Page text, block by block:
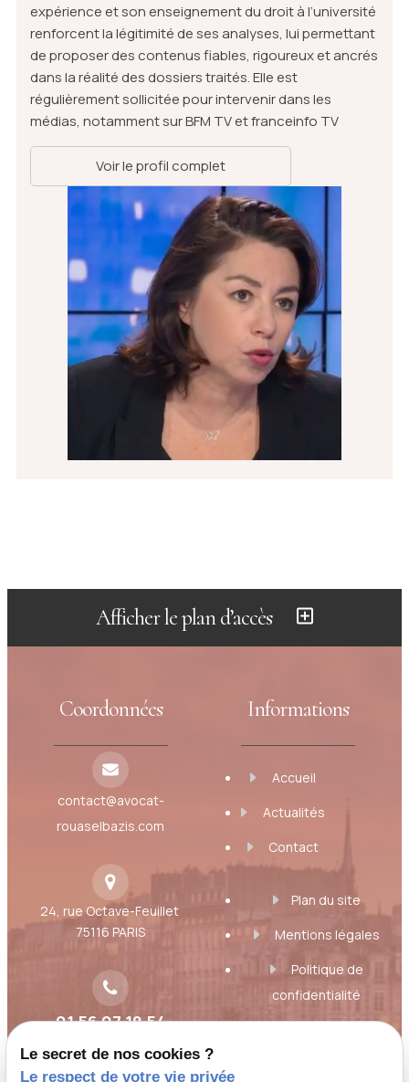
expérience et son enseignement du droit à l’université
renforcent la légitimité de ses analyses, lui permettant
de proposer des contenus fiables, rigoureux et ancrés
dans la réalité des dossiers traités. Elle est
régulièrement sollicitée pour intervenir dans les
médias, notamment sur BFM TV et franceinfo TV
Voir le profil complet
Afficher le plan d’accès
Coordonnées
contact@avocat-
rouaselbazis.com
24, rue Octave-Feuillet
75116 PARIS
01 56 07 18 54
Informations
Accueil
Actualités
Contact
Plan du site
Mentions légales
Politique de
confidentialité
Gestion des cookies
A propos
Le secret de nos cookies ?
Le respect de votre vie privée